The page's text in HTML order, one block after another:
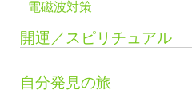
電磁波対策
開運／スピリチュアル
自分発見の旅